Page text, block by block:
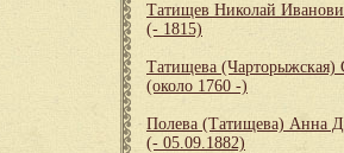
Татищев Николай
(- 1815)
Татищева (Чарторыжская)
(около 1760 -)
Полева (Татищева) Анна
(- 05.09.1882)